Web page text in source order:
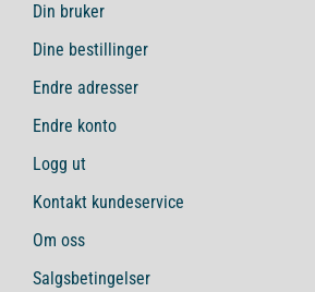
Din bruker
Dine bestillinger
Endre adresser
Endre konto
Logg ut
Kontakt kundeservice
Om oss
Salgsbetingelser